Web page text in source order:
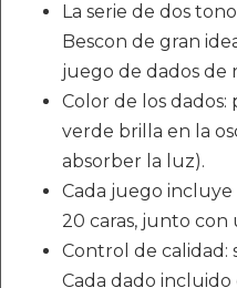
La serie de dos
Bescon de gran
juego de dados de
Color de los dados:
verde brilla en la
absorber la luz).
Cada juego incluye
20 caras, junto
Control de calidad:
Cada dado incluido